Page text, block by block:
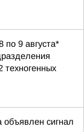
9 августа*
техногенных
объявлен сигнал